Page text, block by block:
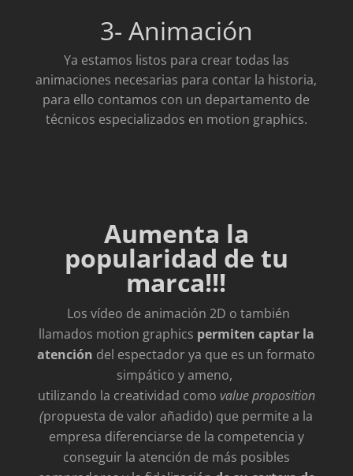
3- Animación
Ya estamos listos para crear todas las
animaciones necesarias para contar la historia,
para ello contamos con un departamento de
técnicos especializados en motion graphics.
Aumenta la
popularidad de tu
marca!!!
Los vídeo de animación 2D o también
llamados motion graphics permiten captar la
atención del espectador ya que es un formato
simpático y ameno,
utilizando la creatividad como value proposition
(propuesta de valor añadido) que permite a la
empresa diferenciarse de la competencia y
conseguir la atención de más posibles